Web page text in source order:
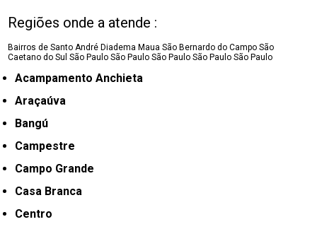
Regiões onde a atende :
Bairros de Santo André Diadema Maua São Bernardo do Campo São
Caetano do SulSão Paulo São Paulo São Paulo São Paulo São Paulo
Acampamento Anchieta
Araçaúva
Bangú
Campestre
Campo Grande
Casa Branca
Centro